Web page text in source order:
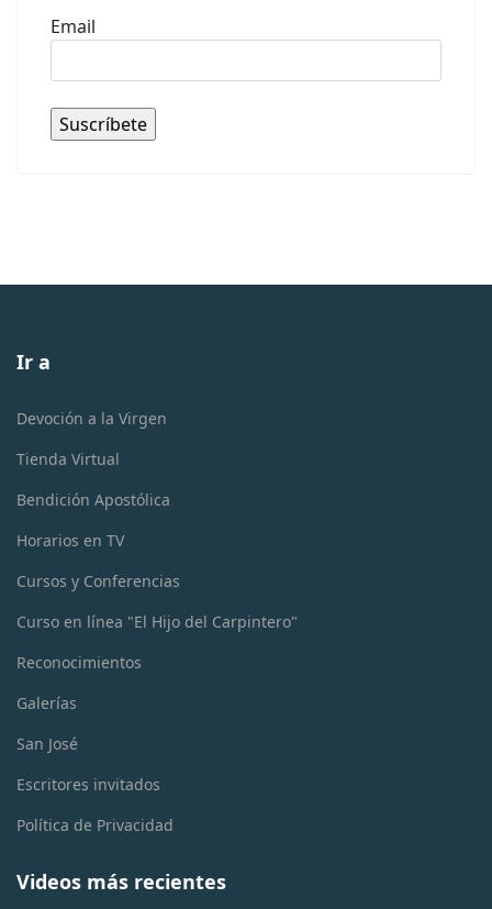
Email
Ir a
Devoción a la Virgen
Tienda Virtual
Bendición Apostólica
Horarios en TV
Cursos y Conferencias
Curso en línea "El Hijo del Carpintero"
Reconocimientos
Galerías
San José
Escritores invitados
Política de Privacidad
Videos más recientes